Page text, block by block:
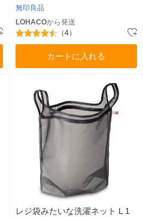
無印良品
LOHACOから発送
（4）
カートに入れる
レジ袋みたいな洗濯ネット L 1